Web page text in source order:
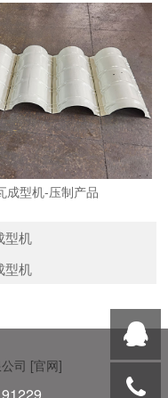
成型机-压制产品
型机
型机